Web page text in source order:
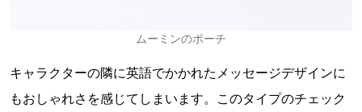
ムーミンのポーチ
キャラクターの隣に英語でかかれたメッセージデザインに
もおしゃれさを感じてしまいます。このタイプのチェック